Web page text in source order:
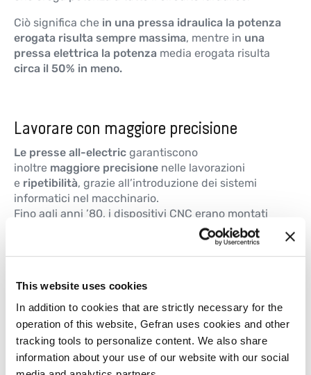
This website uses cookies
In addition to cookies that are strictly necessary for the
operation of this website, Gefran uses cookies and other
tracking tools to personalize content. We also share
information about your use of our website with our social
Ciò significa che in una pressa idraulica la potenza
erogata risulta sempre massima, mentre in una
pressa elettrica la potenza media erogata risulta
circa il 50% in meno.
Lavorare con maggiore precisione
Le presse all-electric garantiscono
inoltre maggiore precisione nelle lavorazioni
e ripetibilità, grazie all’introduzione dei sistemi
informatici nel macchinario.
Fino agli anni ’80, i dispositivi CNC erano montati
esclusivamente su macchinari per le lavorazioni ad
altissima precisione. Nel corso degli anni sono stati
installati anche su presse tecnologicamente
elettriche equipaggiate con un Computer
Numerical Controlsono a tutti gli effetti delle
macchine utensili.
Con il vantaggio del controllo digitale, il processo
delle presse elettriche è totalmente ripetibile e non
richiede una particolare messa a punto per